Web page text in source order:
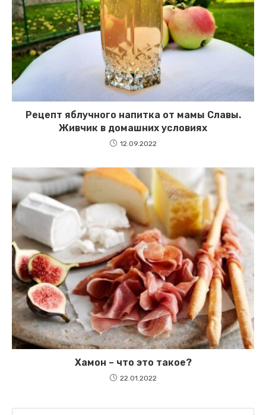
Рецепт яблучного напитка от мамы Славы.
Живчик в домашних условиях
12.09.2022
Хамон – что это такое?
22.01.2022